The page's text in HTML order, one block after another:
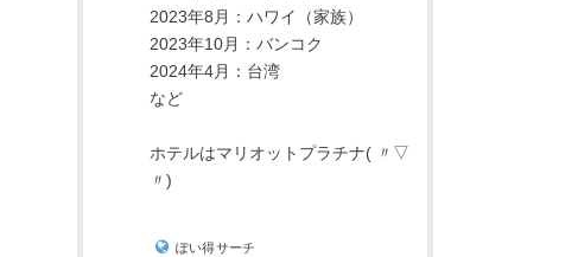
2023年8月：ハワイ（家族）
2023年10月：バンコク
2024年4月：台湾
など
ホテルはマリオットプラチナ( 〃▽
〃)
ぽい得サーチ